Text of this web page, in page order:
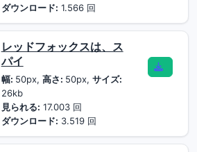
ダウンロード: 1.566 回
レッドフォックスは、ス
パイ
幅: 50px, 高さ: 50px, サイズ:
26kb
見られる: 17.003 回
ダウンロード: 3.519 回